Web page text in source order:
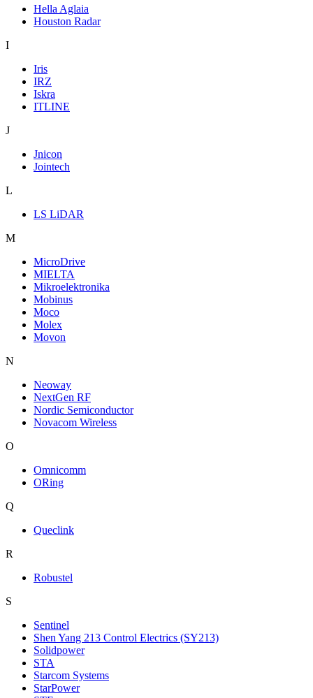
Hella Aglaia
Houston Radar
I
Iris
IRZ
Iskra
ITLINE
J
Jnicon
Jointech
L
LS LiDAR
M
MicroDrive
MIELTA
Mikroelektronika
Mobinus
Moco
Molex
Movon
N
Neoway
NextGen RF
Nordic Semiconductor
Novacom Wireless
O
Omnicomm
ORing
Q
Queclink
R
Robustel
S
Sentinel
Shen Yang 213 Control Electrics (SY213)
Solidpower
STA
Starcom Systems
StarPower